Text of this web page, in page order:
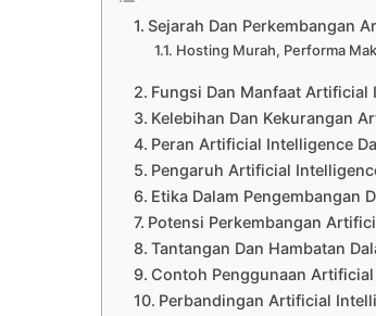
Sejarah Dan Perkembangan
Hosting Murah, Performa
Fungsi Dan Manfaat Artificial
Kelebihan Dan Kekurangan
Peran Artificial Intelligence
Pengaruh Artificial
Etika Dalam Pengembangan
Potensi Perkembangan
Tantangan Dan Hambatan
Contoh Penggunaan
Perbandingan Artificial